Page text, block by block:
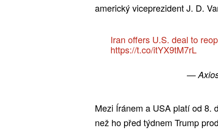
americký viceprezident J. D.
Iran offers U.S. deal to
https://t.co/itYX9tM7rL
—
Mezi Íránem a USA platí od 8.
než ho před týdnem Trump